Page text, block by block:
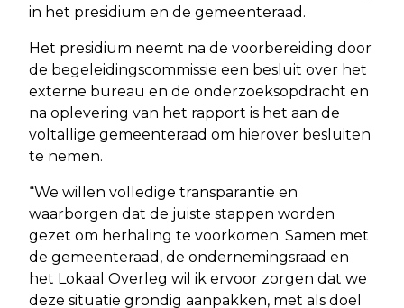
in het presidium en de gemeenteraad.
Het presidium neemt na de voorbereiding door
de begeleidingscommissie een besluit over het
externe bureau en de onderzoeksopdracht en
na oplevering van het rapport is het aan de
voltallige gemeenteraad om hierover besluiten
te nemen.
“We willen volledige transparantie en
waarborgen dat de juiste stappen worden
gezet om herhaling te voorkomen. Samen met
de gemeenteraad, de ondernemingsraad en
het Lokaal Overleg wil ik ervoor zorgen dat we
deze situatie grondig aanpakken, met als doel